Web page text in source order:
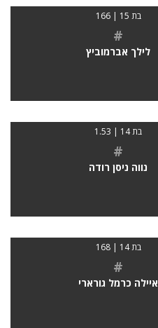
בת 15 | 166
#
לילך אברמוביץ
בת 14 | 1.53
#
נווה ניסן רודה
בת 14 | 168
#
איילה כרמל גורארי